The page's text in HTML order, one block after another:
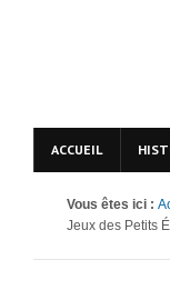
ACCUEIL
Vous êtes ici :
Jeux des Petits